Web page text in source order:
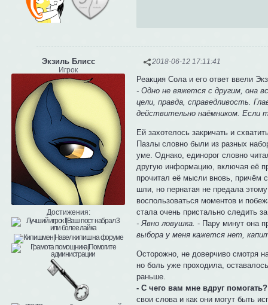
2018-06-12 17:11:41
Экзиль Блисс
Игрок
Достижения:
Реакция Сола и его ответ ввели
- Одно не вяжется с другим, она
цели, правда, справедливость.
действительно наёмником. Если
Ей захотелось закричать и
Пазлы словно были из разных
уме. Однако, единорог словно
другую информацию, включая её
прочитал её мысли вновь, причём
шли, но пернатая не предала
воспользоваться моментов и
стала очень пристально следить
- Явно ловушка. - Пару минут она
выбора у меня кажется нет,
Осторожно, не доверчиво смотря
но боль уже проходила,
раньше.
- С чего вам мне вдруг помогать?
свои слова и как они могут быть